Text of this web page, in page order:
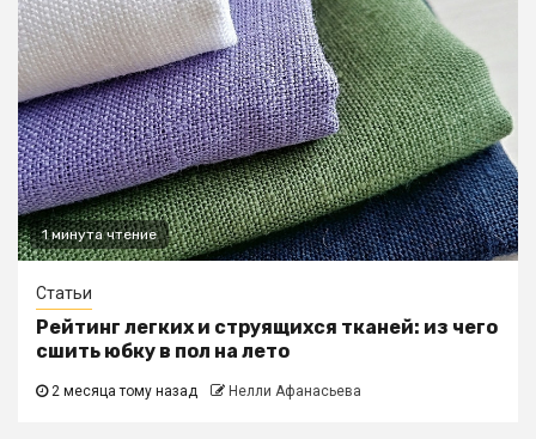
1 минута чтение
Статьи
Рейтинг легких и струящихся тканей: из чего
сшить юбку в пол на лето
2 месяца тому назад Нелли Афанасьева